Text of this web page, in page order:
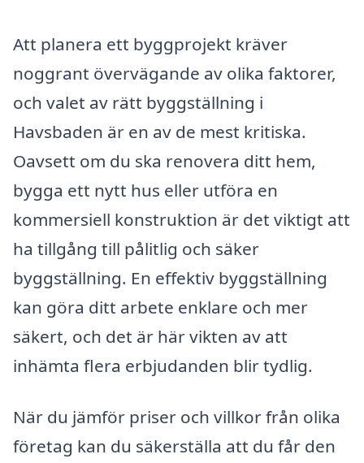
Att planera ett byggprojekt kräver
noggrant övervägande av olika faktorer,
och valet av rätt byggställning i
Havsbaden är en av de mest kritiska.
Oavsett om du ska renovera ditt hem,
bygga ett nytt hus eller utföra en
kommersiell konstruktion är det viktigt att
ha tillgång till pålitlig och säker
byggställning. En effektiv byggställning
kan göra ditt arbete enklare och mer
säkert, och det är här vikten av att
inhämta flera erbjudanden blir tydlig.
När du jämför priser och villkor från olika
företag kan du säkerställa att du får den